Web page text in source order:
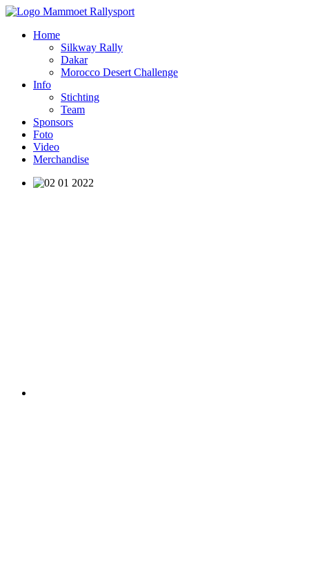
Home
Silkway Rally
Dakar
Morocco Desert Challenge
Info
Stichting
Team
Sponsors
Foto
Video
Merchandise